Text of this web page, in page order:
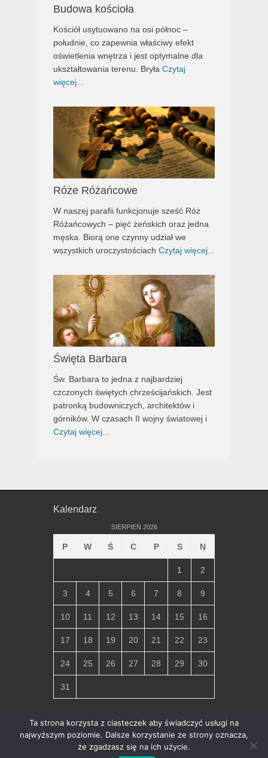
Budowa kościoła
Kościół usytuowano na osi północ –
południe, co zapewnia właściwy efekt
oświetlenia wnętrza i jest optymalne dla
ukształtowania terenu. Bryła Czytaj
więcej...
Róże Różańcowe
W naszej parafii funkcjonuje sześć Róż
Różańcowych – pięć żeńskich oraz jedna
męska. Biorą one czynny udział we
wszystkich uroczystościach Czytaj więcej...
Święta Barbara
Św. Barbara to jedna z najbardziej
czczonych świętych chrześcijańskich. Jest
patronką budowniczych, architektów i
górników. W czasach II wojny światowej i
Czytaj więcej...
Kalendarz
SIERPIEŃ 2026
P W Ś C P S N
1 2
3 4 5 6 7 8 9
10 11 12 13 14 15 16
17 18 19 20 21 22 23
24 25 26 27 28 29 30
31
« lip
Copyright © 2026Parafia Miłosierdzia Bożego w Chłapowie
Ta strona korzysta z ciasteczek aby świadczyć usługi na
najwyższym poziomie. Dalsze korzystanie ze strony oznacza,
że zgadzasz się na ich użycie.